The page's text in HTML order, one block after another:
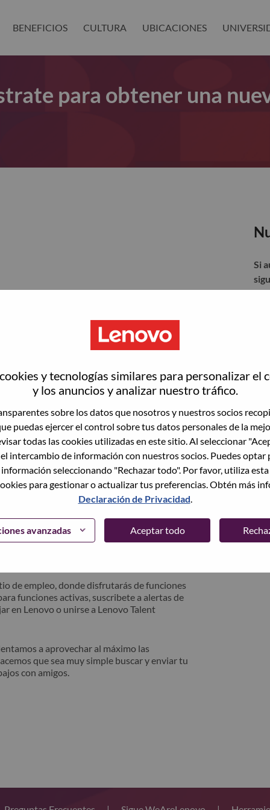
y tecnologías similares para personalizar el
y los anuncios y analizar nuestro tráfico.
sobre los datos que nosotros y nuestros socios
puedas ejercer el control sobre tus datos personales de la
todas las cookies utilizadas en este sitio. Al seleccionar
intercambio de información con nuestros socios. Puedes optar
seleccionando "Rechazar todo". Por favor, utiliza
para gestionar o actualizar tus preferencias. Obtén más
Declaración de Privacidad.
avanzadas Aceptar todo
BENEFICIOS CULTURA UBICACIONES
para obtener una
actual, tenemos su correo electrónico
su contraseña?" para restablecer e iniciar
como nuevo usuario, comunícate con
con los detalles del error y
"Problema de inicio de sesión del
Un miembro de nuestro equipo se
de la revisión.
de empleo, donde disfrutarás de funciones
funciones activas, suscribete a alertas de
en Lenovo o unirse a Lenovo Talent
a aprovechar al máximo las
que sea muy simple buscar y enviar tu
con amigos.
Si